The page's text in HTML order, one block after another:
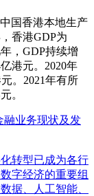
国香港本地生产
香港GDP为
，GDP持续增
港元。2020年
。2021年有所
。
融业务现状及发
转型已成为各行
字经济的重要组
据、人工智能、